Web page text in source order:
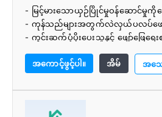
- မြင့်မားသောယှဉ်ပြိုင်မှုဝန်ဆောင်မှုကိုပ
- ကုန်သည်များအတွက်လဲလှယ်ပလပ်ဖေ
- ကွင်းဆက်ပံ့ပိုးပေးသူနှင့် ဖျော်ဖြေရေ
ရင်းနှီးမြှုပ်နှံမှု
- အသုံးပြုသူများကို BITMAX တွင် အ
အတွက် BTMX ကို ဆုချီးမြှင့်မည်ဖြစ်
အကောင့်ဖွင့်ပါ။ အိမ် အသ